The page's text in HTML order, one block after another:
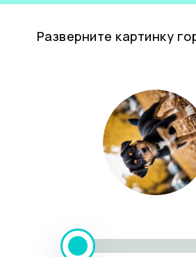
Разверните картинку